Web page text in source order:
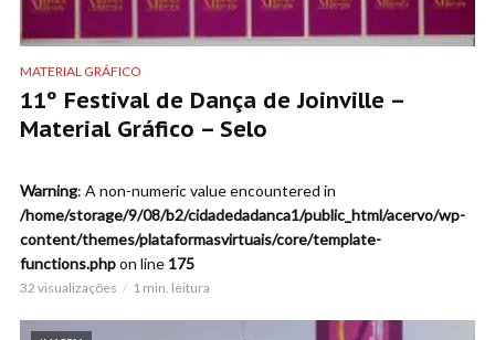
MATERIAL GRÁFICO
11º Festival de Dança de Joinville –
Material Gráfico – Selo
Warning: A non-numeric value encountered in
/home/storage/9/08/b2/cidadedadanca1/public_html/acervo/wp-
content/themes/plataformasvirtuais/core/template-
functions.phpon line 175
32 visualizações 1 min. leitura